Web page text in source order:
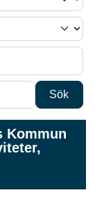
SökSök
Kommun